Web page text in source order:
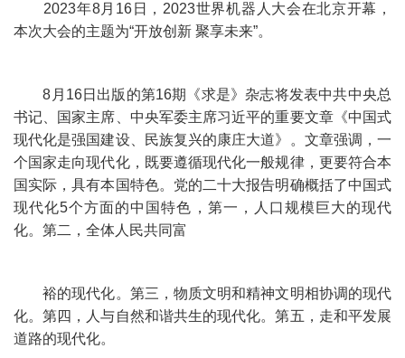
2023年8月16日，2023世界机器人大会在北京开幕，
本次大会的主题为“开放创新 聚享未来”。
8月16日出版的第16期《求是》杂志将发表中共中央总
书记、国家主席、中央军委主席习近平的重要文章《中国式
现代化是强国建设、民族复兴的康庄大道》。文章强调，一
个国家走向现代化，既要遵循现代化一般规律，更要符合本
国实际，具有本国特色。党的二十大报告明确概括了中国式
现代化5个方面的中国特色，第一，人口规模巨大的现代
化。第二，全体人民共同富
裕的现代化。第三，物质文明和精神文明相协调的现代
化。第四，人与自然和谐共生的现代化。第五，走和平发展
道路的现代化。